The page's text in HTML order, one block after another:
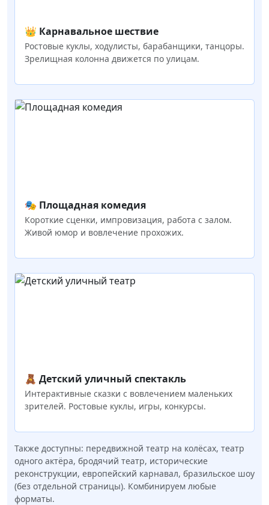
👑 Карнавальное шествие
Ростовые куклы, ходулисты, барабанщики, танцоры.
Зрелищная колонна движется по улицам.
🎭 Площадная комедия
Короткие сценки, импровизация, работа с залом.
Живой юмор и вовлечение прохожих.
🧸 Детский уличный спектакль
Интерактивные сказки с вовлечением маленьких
зрителей. Ростовые куклы, игры, конкурсы.
Также доступны: передвижной театр на колёсах, театр
одного актёра, бродячий театр, исторические
реконструкции, европейский карнавал, бразильское шоу
(без отдельной страницы). Комбинируем любые
форматы.